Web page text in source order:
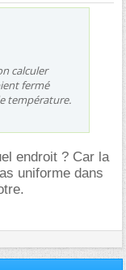
calculer
fermé
température.
endroit ? Car la
uniforme dans